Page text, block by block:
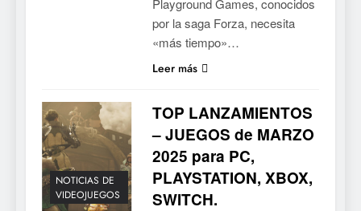
por la saga Forza, necesita
«más tiempo»…
Leer más
NOTICIAS DE
VIDEOJUEGOS
TOP LANZAMIENTOS
– JUEGOS de MARZO
2025 para PC,
PLAYSTATION, XBOX,
SWITCH.